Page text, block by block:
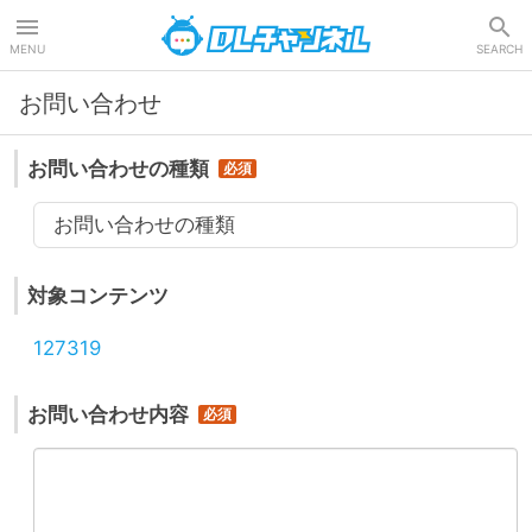
MENU SEARCH
お問い合わせ
お問い合わせの種類
お問い合わせの種類
対象コンテンツ
127319
お問い合わせ内容